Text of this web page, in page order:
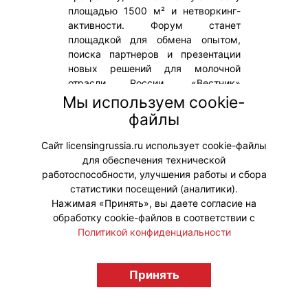
площадью 1500 м² и нетворкинг-
активности. Форум станет
площадкой для обмена опытом,
поиска партнеров и презентации
новых решений для молочной
отрасли России. «Вестник»
выступает информационным
партнером мероприятия. На
Форуме будет распространяться
весенний выпуск журнала.
#Мероприятия
licensingrussia.ru, 2009-2026 12+
Мы используем cookie-
файлы
Сайт licensingrussia.ru использует cookie-файлы
для обеспечения технической
работоспособности, улучшения работы и сбора
статистики посещений (аналитики).
Нажимая «Принять», вы даете согласие на
обработку cookie-файлов в соответствии с
Политикой конфиденциальности
Принять